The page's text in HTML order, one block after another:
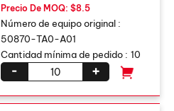
Precio De MOQ: $8.5
Número de equipo original :
50870-TA0-A01
Cantidad mínima de pedido : 10
+
-